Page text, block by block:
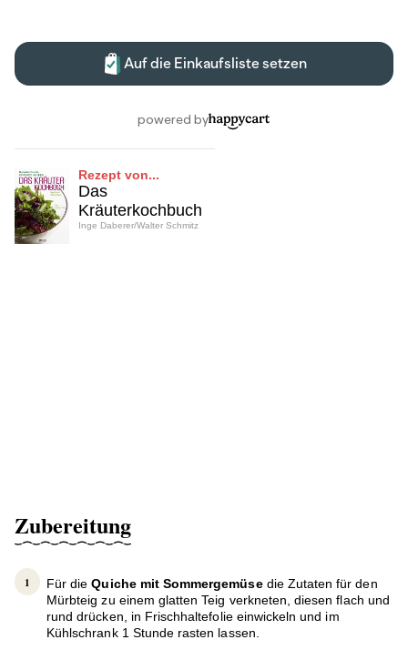
Rezept von...
Das
Kräuterkochbuch
Inge Daberer/Walter Schmitz
Zubereitung
Für die Quiche mit Sommergemüsedie Zutaten für den
Mürbteig zu einem glatten Teig verkneten, diesen flach und
rund drücken, in Frischhaltefolie einwickeln und im
Kühlschrank 1 Stunde rasten lassen.